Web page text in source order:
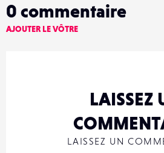
0 commentaire
AJOUTER LE VÔTRE
LAISSEZ
LAISSEZ UN